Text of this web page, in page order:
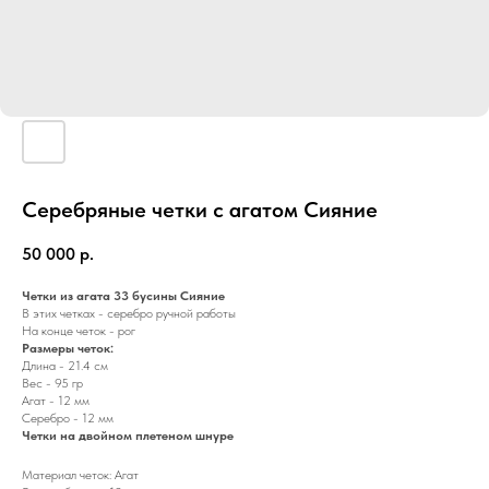
Серебряные четки с агатом Сияние
50 000 р.
Четки из агата 33 бусины Сияние
В этих четках - серебро ручной работы
На конце четок - рог
Размеры четок:
Длина - 21.4 см
Вес - 95 гр
Агат - 12 мм
Серебро - 12 мм
Четки на двойном плетеном шнуре
Материал четок: Агат